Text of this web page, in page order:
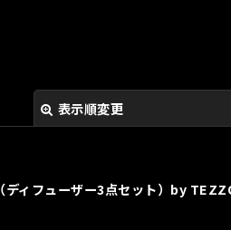
表示順変更
ディフューザー3点セット）by